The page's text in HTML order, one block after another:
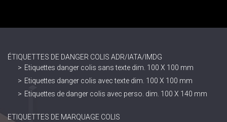
ÉTIQUETTES DE DANGER COLIS ADR/IATA/IMDG
Etiquettes danger colis sans texte dim. 100 X 100 mm
Etiquettes danger colis avec texte dim. 100 X 100 mm
Etiquettes de danger colis avec perso. dim. 100 X 140 mm
ETIQUETTES DE MARQUAGE COLIS